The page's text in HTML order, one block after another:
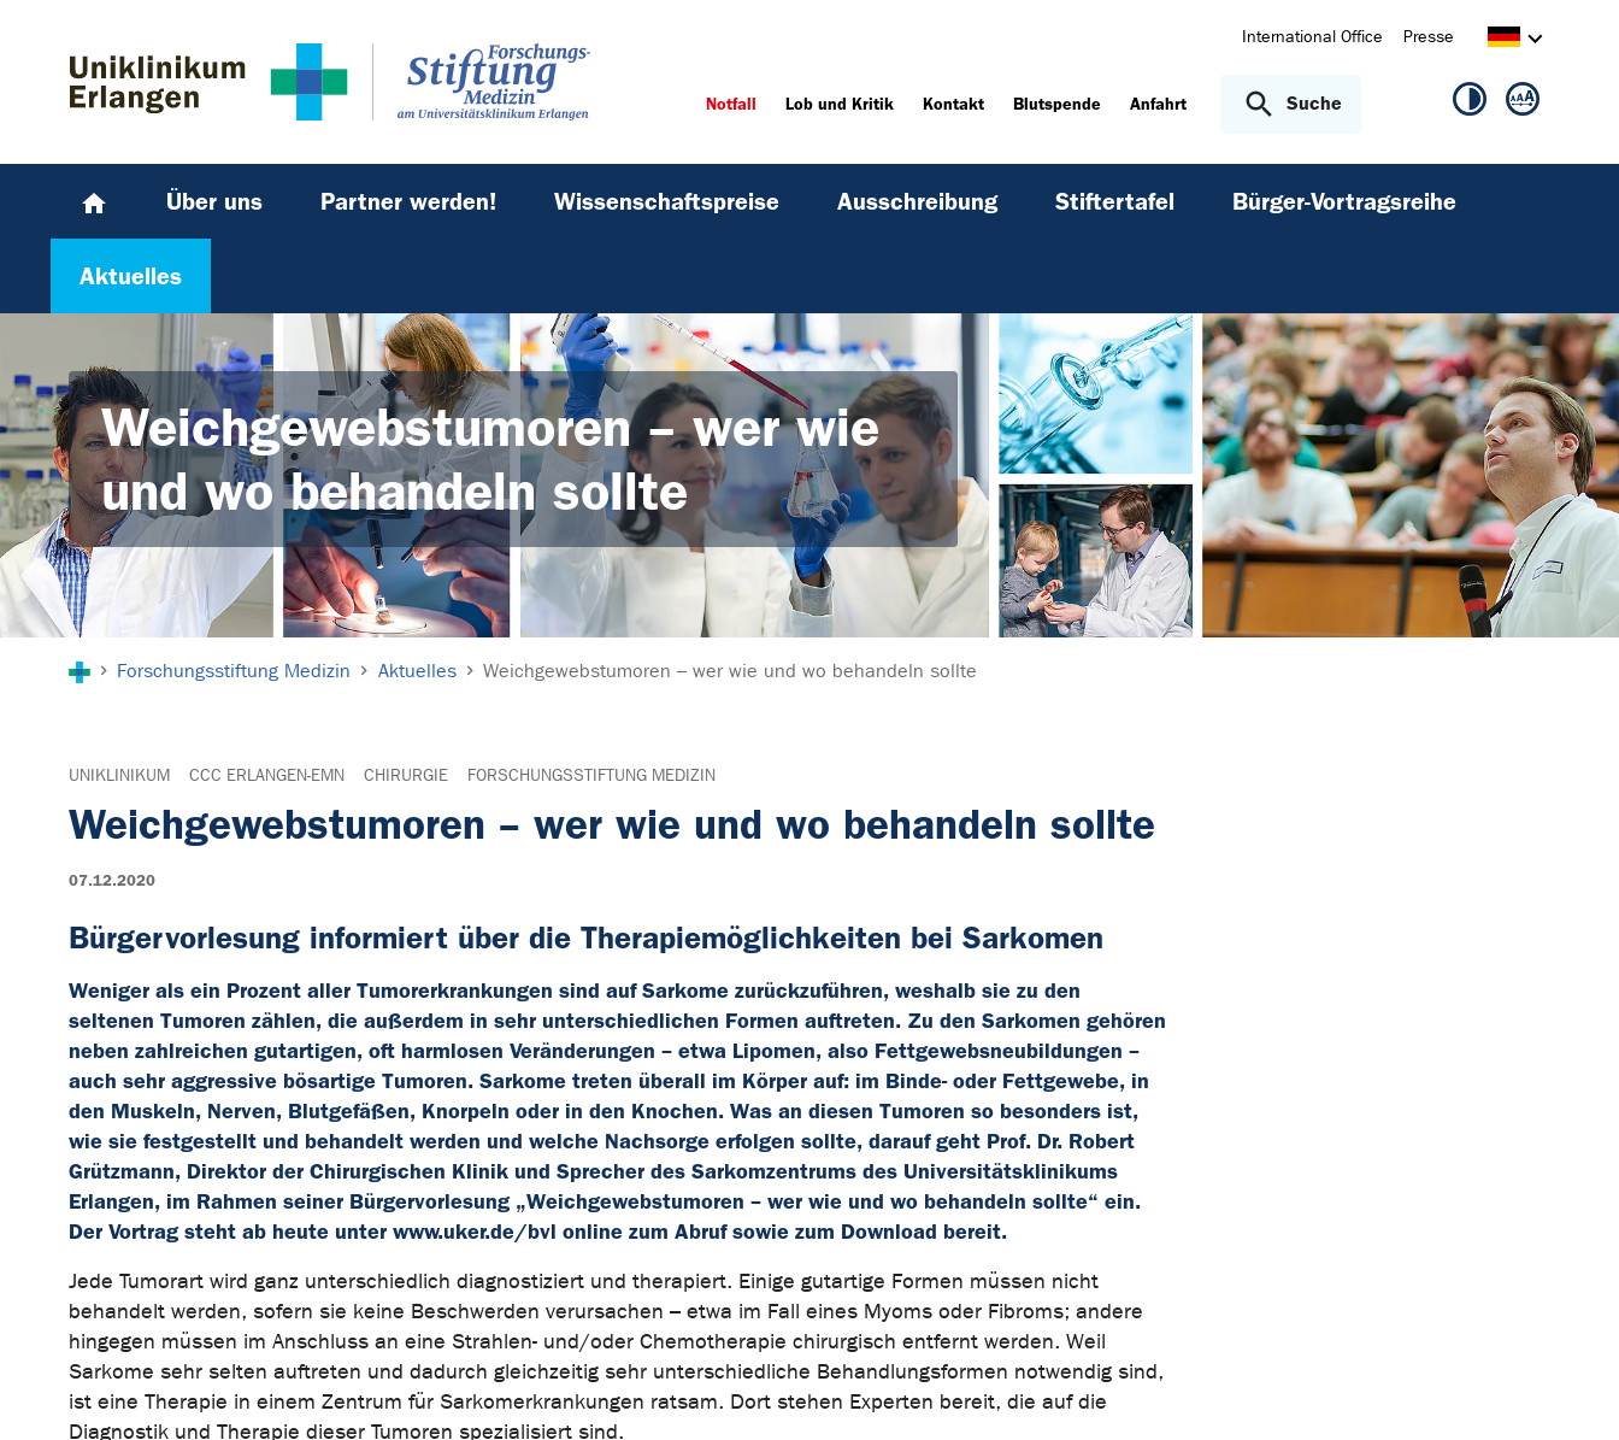
International Office Presse
Notfall Lob und Kritik Kontakt Blutspende Anfahrt Suche
Über uns Partner werden! Wissenschaftspreise Ausschreibung Stiftertafel Bürger-Vortragsreihe
Aktuelles
Weichgewebstumoren – wer wie
und wo behandeln sollte
Forschungsstiftung Medizin Aktuelles Weichgewebstumoren – wer wie und wo behandeln sollte
UNIKLINIKUM CCC ERLANGEN-EMN CHIRURGIE FORSCHUNGSSTIFTUNG MEDIZIN
Weichgewebstumoren – wer wie und wo behandeln sollte
07.12.2020
Bürgervorlesung informiert über die Therapiemöglichkeiten bei Sarkomen
Weniger als ein Prozent aller Tumorerkrankungen sind auf Sarkome zurückzuführen, weshalb sie zu den
seltenen Tumoren zählen, die außerdem in sehr unterschiedlichen Formen auftreten. Zu den Sarkomen gehören
neben zahlreichen gutartigen, oft harmlosen Veränderungen – etwa Lipomen, also Fettgewebsneubildungen –
auch sehr aggressive bösartige Tumoren. Sarkome treten überall im Körper auf: im Binde- oder Fettgewebe, in
den Muskeln, Nerven, Blutgefäßen, Knorpeln oder in den Knochen. Was an diesen Tumoren so besonders ist,
wie sie festgestellt und behandelt werden und welche Nachsorge erfolgen sollte, darauf geht Prof. Dr. Robert
Grützmann, Direktor der Chirurgischen Klinik und Sprecher des Sarkomzentrums des Universitätsklinikums
Erlangen, im Rahmen seiner Bürgervorlesung „Weichgewebstumoren – wer wie und wo behandeln sollte“ ein.
Der Vortrag steht ab heute unter www.uker.de/bvl online zum Abruf sowie zum Download bereit.
Jede Tumorart wird ganz unterschiedlich diagnostiziert und therapiert. Einige gutartige Formen müssen nicht
behandelt werden, sofern sie keine Beschwerden verursachen – etwa im Fall eines Myoms oder Fibroms; andere
hingegen müssen im Anschluss an eine Strahlen- und/oder Chemotherapie chirurgisch entfernt werden. Weil
Sarkome sehr selten auftreten und dadurch gleichzeitig sehr unterschiedliche Behandlungsformen notwendig sind,
ist eine Therapie in einem Zentrum für Sarkomerkrankungen ratsam. Dort stehen Experten bereit, die auf die
Diagnostik und Therapie dieser Tumoren spezialisiert sind.